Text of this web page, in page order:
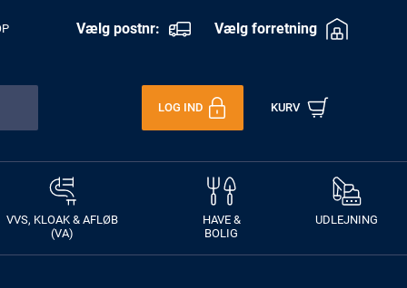
Vælg postnr: Vælg forretning
LOG IND KURV
VVS, KLOAK & AFLØB
(VA)
HAVE &
BOLIG
UDLEJNING